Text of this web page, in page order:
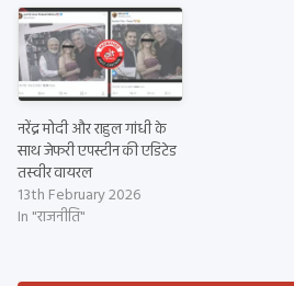
नरेंद्र मोदी और राहुल गांधी के
साथ जेफरी एपस्टीन की एडिटेड
तस्वीर वायरल
13th February 2026
In "राजनीति"